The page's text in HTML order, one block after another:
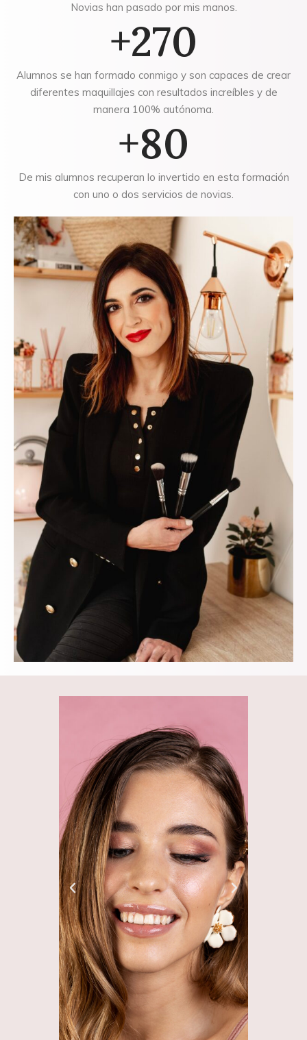
Novias han pasado por mis manos.
+270
Alumnos se han formado conmigo y son capaces de crear
diferentes maquillajes con resultados increíbles y de
manera 100% autónoma.
+80
De mis alumnos recuperan lo invertido en esta formación
con uno o dos servicios de novias.